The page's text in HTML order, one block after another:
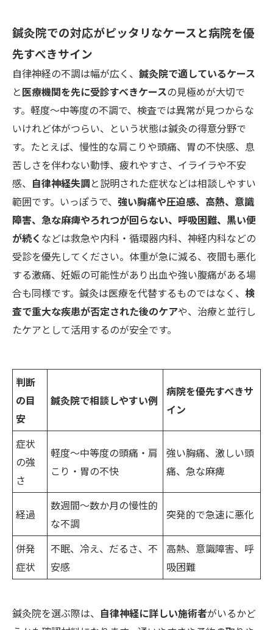
鍼灸院での対応がピッタリなケースと病院を優
先すべきサイン
自律神経の不調は幅が広く、 鍼灸院で適しているケース
と医療機関を先に受診すべきケースの見極めが大切で
す。軽度〜中等度の不調で、検査では異常が見つからな
いけれど体がつらい、という状態は鍼灸の得意分野で
す。たとえば、慢性的な肩こりや頭痛、胃の不快感、息
苦しさを伴わない動悸、疲れやすさ、イライラや不安
感、 自律神経失調と説明された症状などは相談しやすい
範囲です。いっぽうで、 強い胸痛や圧迫感、高熱、意識
障害、急な麻痺やろれつが回らない、呼吸困難、黒い便
が続く などは救急や内科・循環器内科、神経内科などの
受診を優先してください。体重が急に減る、夜間も悪化
する激痛、妊娠の可能性があり出血や強い腹痛がある場
合も同様です。鍼灸は医療を代替するものではなく、 検
査で重大な疾患が否定された後のケアや、治療と並行し
たケアとして活用するのが安全です。
判断
の目
安
鍼灸院で相談しやすい例
病院を優先すべきサ
イン
症状
の強
さ
軽度〜中等度の頭痛・肩
こり・胃の不快
強い胸痛、激しい頭
痛、急な麻痺
経過
数週間〜数か月の慢性的
な不調
突発的で急速に悪化
併発
症状
不眠、冷え、だるさ、不
安感
高熱、意識障害、呼
吸困難
鍼灸院を選ぶ際は、 自律神経に詳しい施術者がいるかど